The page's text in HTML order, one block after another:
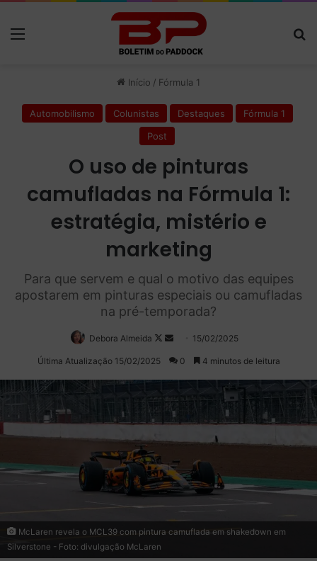
Início / Fórmula 1
Automobilismo Colunistas Destaques
Fórmula 1
Post
O uso de pinturas
camufladas na Fórmula 1:
estratégia, mistério e
marketing
Para que servem e qual o motivo das equipes
apostarem em pinturas especiais ou camufladas
na pré-temporada?
Debora Almeida
Follow
on
Mande
um
15/02/2025
Última Atualização 15/02/2025 0 4 minutos de leitura
McLaren revela o MCL39 com pintura camuflada em shakedown em
Silverstone - Foto: divulgação McLaren